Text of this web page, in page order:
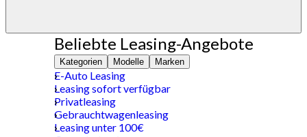
Beliebte Leasing-Angebote
Kategorien Modelle Marken
E-Auto Leasing
Leasing sofort verfügbar
Privatleasing
Gebrauchtwagenleasing
Leasing unter 100€